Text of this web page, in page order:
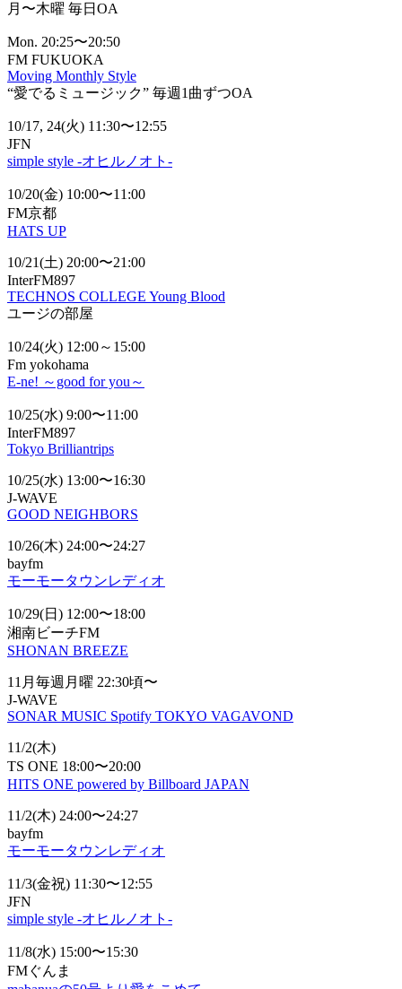
月〜木曜 毎日OA
Mon. 20:25〜20:50
FM FUKUOKA
Moving Monthly Style
“愛でるミュージック” 毎週1曲ずつOA
10/17, 24(火) 11:30〜12:55
JFN
simple style -オヒルノオト-
10/20(金) 10:00〜11:00
FM京都
HATS UP
10/21(土) 20:00〜21:00
InterFM897
TECHNOS COLLEGE Young Blood
ユージの部屋
10/24(火) 12:00～15:00
Fm yokohama
E-ne! ～good for you～
10/25(水) 9:00〜11:00
InterFM897
Tokyo Brilliantrips
10/25(水) 13:00〜16:30
J-WAVE
GOOD NEIGHBORS
10/26(木) 24:00〜24:27
bayfm
モーモータウンレディオ
10/29(日) 12:00〜18:00
湘南ビーチFM
SHONAN BREEZE
11月毎週月曜 22:30頃〜
J-WAVE
SONAR MUSIC Spotify TOKYO VAGAVOND
11/2(木)
TS ONE 18:00〜20:00
HITS ONE powered by Billboard JAPAN
11/2(木) 24:00〜24:27
bayfm
モーモータウンレディオ
11/3(金祝) 11:30〜12:55
JFN
simple style -オヒルノオト-
11/8(水) 15:00〜15:30
FMぐんま